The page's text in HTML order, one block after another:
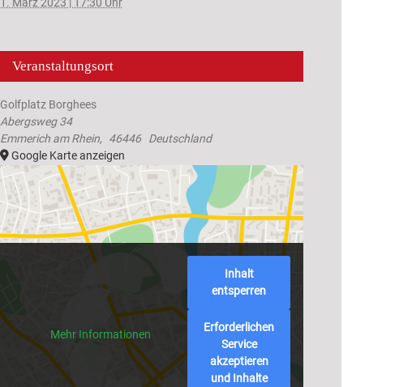
Veranstaltungsort
Golfplatz Borghees
Abergsweg 34
Emmerich am Rhein, 46446
Deutschland
Google Karte anzeigen
Mehr Informationen
Inhalt
entsperren
Erforderlichen
Service
akzeptieren
und Inhalte